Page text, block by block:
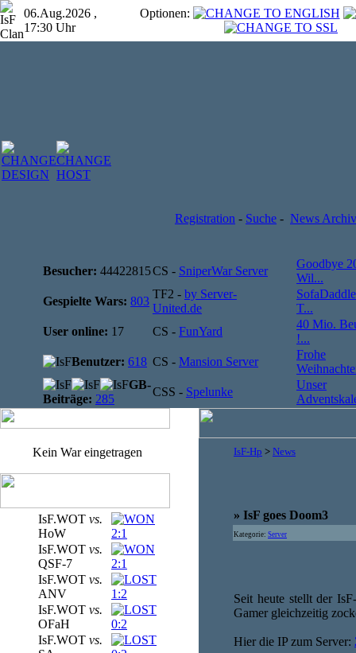
06.Aug.2026 ,
17:30 Uhr
Optionen:
Registration - Suche - News Archiv
Besucher: 44422815CS - SniperWar Server
Goodbye
Wil...
Gespielte Wars: 803
TF2 - by Server-
United.de
T...
User online: 17 CS - FunYard
40 Mio.
!...
Benutzer: 618 CS - Mansion Server
Frohe
GB-
Beiträge: 285
CSS - Spelunke
Unser
Kein War eingetragen
IsF.WOT vs.
HoW
2:1
IsF.WOT vs.
QSF-7
2:1
IsF.WOT vs.
ANV
1:2
IsF.WOT vs.
OFaH
0:2
IsF.WOT vs.
IsF-Hp > News
» IsF goes Doom3
Kategorie: Server
Seit heute stellt der
Gamer gleichzeitig
Hier die IP zum Server: